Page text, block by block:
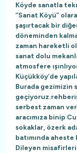
Köyde sanatla
“Sanat Köyü”
şaşırtacak bir
döneminden
zaman hareketli
sanat dolu
atmosfere
Küçükköy’de
Burada gezimizin
serbest zaman
aracımıza binip
sokaklar, özerk
batımında aheste
Dileyen